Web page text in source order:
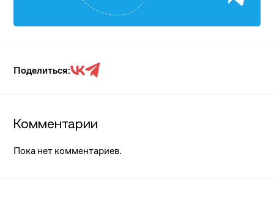
Поделиться:
Комментарии
Пока нет комментариев.